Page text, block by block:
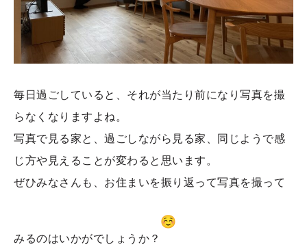
毎日過ごしていると、それが当たり前になり写真を撮
らなくなりますよね。
写真で見る家と、過ごしながら見る家、同じようで感
じ方や見えることが変わると思います。
ぜひみなさんも、お住まいを振り返って写真を撮って
みるのはいかがでしょうか？